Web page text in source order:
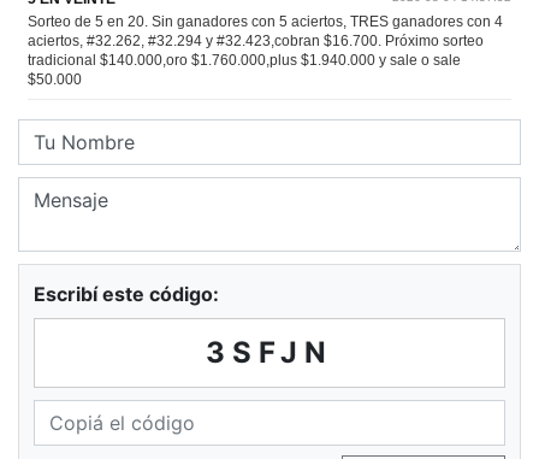
Escribí este código:
3SFJN